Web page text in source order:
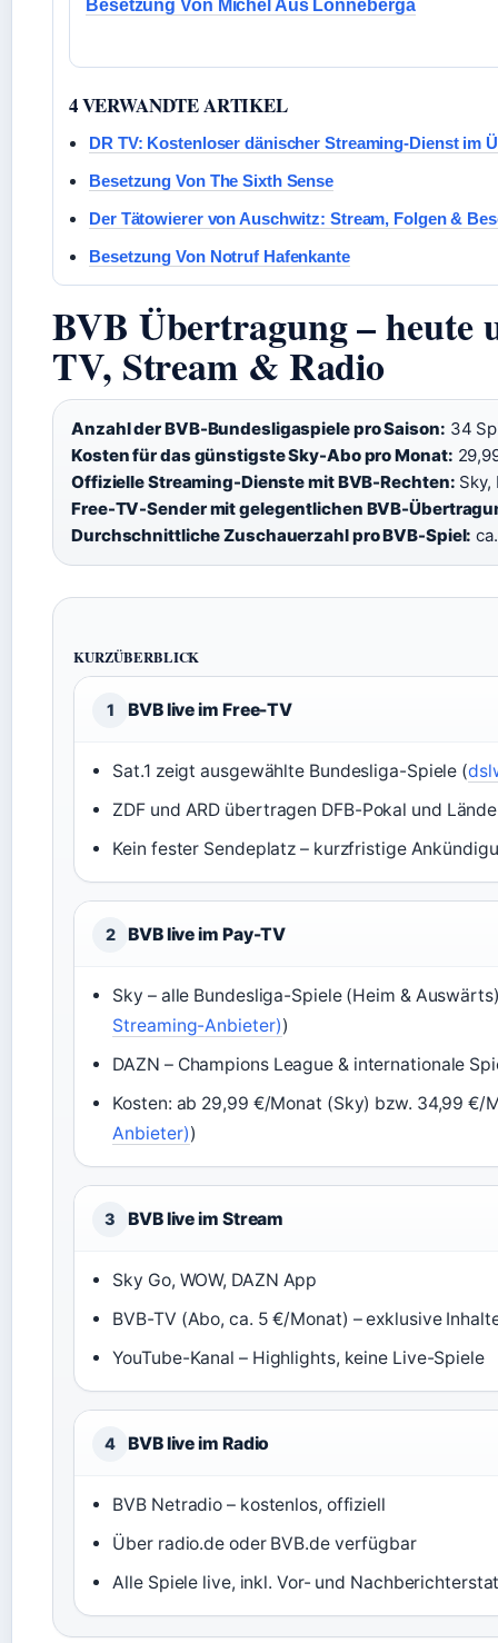
Besetzung Von Michel Aus Lönneberga
4 VERWANDTE ARTIKEL
DR TV: Kostenloser dänischer Streaming-Dienst im
Besetzung Von The Sixth Sense
Der Tätowierer von Auschwitz: Stream, Folgen &
Besetzung Von Notruf Hafenkante
BVB Übertragung – heute
TV, Stream & Radio
Anzahl der BVB-Bundesligaspiele pro Saison: 34
Kosten für das günstigste Sky-Abo pro Monat:
Offizielle Streaming-Dienste mit BVB-Rechten: Sky,
Free-TV-Sender mit gelegentlichen BVB-
Durchschnittliche Zuschauerzahl pro BVB-Spiel:
KURZÜBERBLICK
1 BVB live im Free-TV
Sat.1 zeigt ausgewählte Bundesliga-Spiele (
ZDF und ARD übertragen DFB-Pokal und
Kein fester Sendeplatz – kurzfristige
2 BVB live im Pay-TV
Sky – alle Bundesliga-Spiele (Heim &
Streaming-Anbieter))
DAZN – Champions League & internationale
Kosten: ab 29,99 €/Monat (Sky) bzw. 34,99 €/
Anbieter))
3 BVB live im Stream
Sky Go, WOW, DAZN App
BVB-TV (Abo, ca. 5 €/Monat) – exklusive
YouTube-Kanal – Highlights, keine Live-Spiele
4 BVB live im Radio
BVB Netradio – kostenlos, offiziell
Über radio.de oder BVB.de verfügbar
Alle Spiele live, inkl. Vor- und